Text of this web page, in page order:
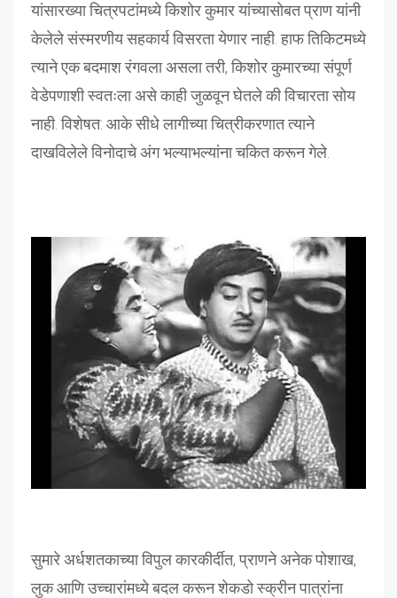
यांसारख्या चित्रपटांमध्ये किशोर कुमार यांच्यासोबत प्राण यांनी
केलेले संस्मरणीय सहकार्य विसरता येणार नाही. हाफ तिकिटमध्ये
त्याने एक बदमाश रंगवला असला तरी, किशोर कुमारच्या संपूर्ण
वेडेपणाशी स्वतःला असे काही जुळवून घेतले की विचारता सोय
नाही. विशेषत: आके सीधे लागीच्या चित्रीकरणात त्याने
दाखविलेले विनोदाचे अंग भल्याभल्यांना चकित करून गेले.
सुमारे अर्धशतकाच्या विपुल कारकीर्दीत, प्राणने अनेक पोशाख,
लुक आणि उच्चारांमध्ये बदल करून शेकडो स्क्रीन पात्रांना